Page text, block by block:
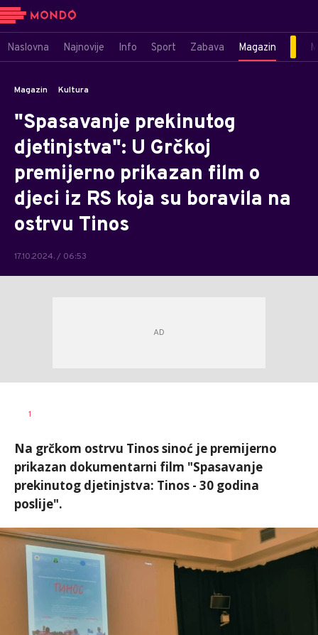
Naslovna Najnovije Info Sport Zabava Magazin
Magazin Kultura
"Spasavanje prekinutog
djetinjstva": U Grčkoj
premijerno prikazan film o
djeci iz RS koja su boravila na
ostrvu Tinos
17.10.2024. / 06:53
AUTOR
1
Na grčkom ostrvu Tinos sinoć je premijerno
prikazan dokumentarni film "Spasavanje
prekinutog djetinjstva: Tinos - 30 godina
poslije".